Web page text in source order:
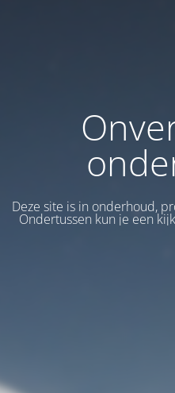
Deze site is in onderhoud,
Ondertussen kun je een